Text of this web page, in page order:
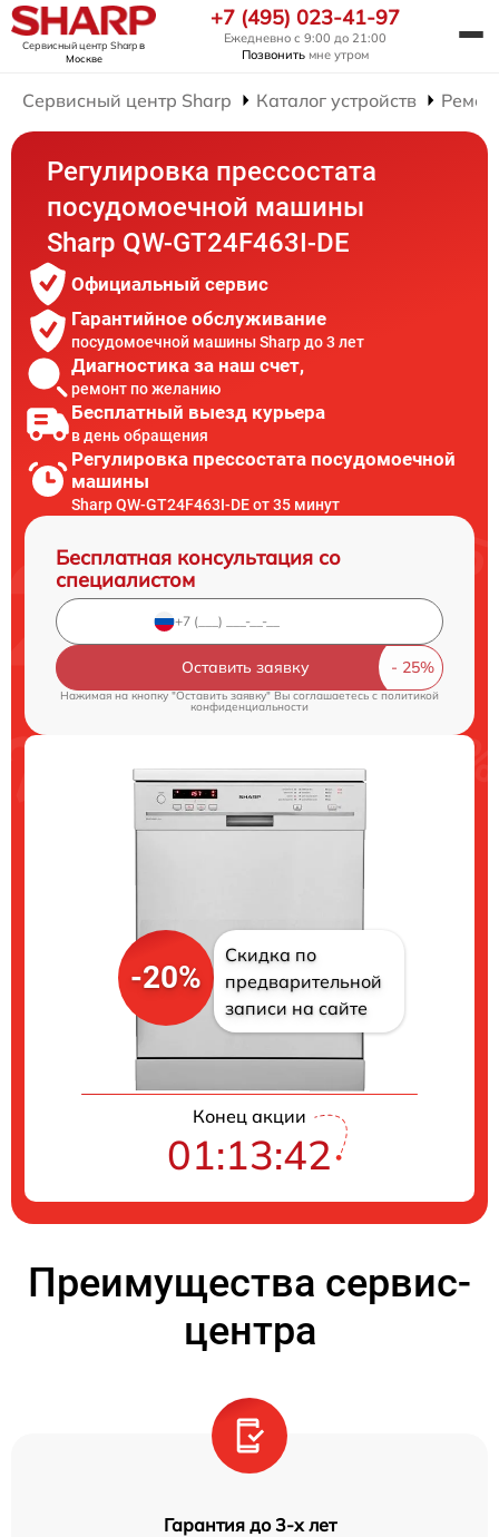
Сервисный центр Sharpв
Москве
+7 (495) 023-41-97
Ежедневно с 9:00 до 21:00
Позвонить мне утром
Сервисный центр Sharp Каталог устройств
Регулировка прессостата
посудомоечной машины
Sharp QW-GT24F463I-DE
Официальный сервис
Гарантийное обслуживание
посудомоечной машины Sharp до 3 лет
Диагностика за наш счет,
ремонт по желанию
Бесплатный выезд курьера
в день обращения
Регулировка прессостата посудомоечной
машины
Sharp QW-GT24F463I-DE от 35 минут
Бесплатная консультация со
специалистом
Оставить заявку
Нажимая на кнопку "Оставить заявку" Вы соглашаетесь cполитикой
конфиденциальности
-20%
Скидка по
предварительной
записи на сайте
Конец акции
01:13:41
Преимущества сервис-
центра
Гарантия до 3-х лет